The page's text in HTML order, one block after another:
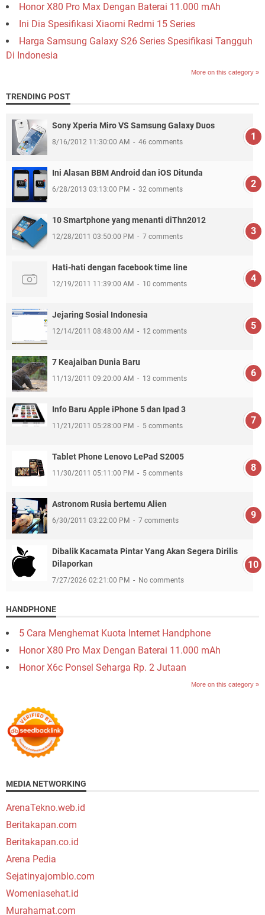
Honor X80 Pro Max Dengan Baterai 11.000 mAh
Ini Dia Spesifikasi Xiaomi Redmi 15 Series
Harga Samsung Galaxy S26 Series Spesifikasi Tangguh
Di Indonesia
More on this category »
TRENDING POST
Sony Xperia Miro VS Samsung Galaxy Duos
8/16/2012 11:30:00 AM 46 comments
Ini Alasan BBM Android dan iOS Ditunda
6/28/2013 03:13:00 PM 32 comments
10 Smartphone yang menanti diThn2012
12/28/2011 03:50:00 PM 7 comments
Hati-hati dengan facebook time line
12/19/2011 11:39:00 AM 10 comments
Jejaring Sosial Indonesia
12/14/2011 08:48:00 AM 12 comments
7 Keajaiban Dunia Baru
11/13/2011 09:20:00 AM 13 comments
Info Baru Apple iPhone 5 dan Ipad 3
11/21/2011 05:28:00 PM 5 comments
Tablet Phone Lenovo LePad S2005
11/30/2011 05:11:00 PM 5 comments
Astronom Rusia bertemu Alien
6/30/2011 03:22:00 PM 7 comments
Dibalik Kacamata Pintar Yang Akan Segera Dirilis
Dilaporkan
7/27/2026 02:21:00 PM No comments
HANDPHONE
5 Cara Menghemat Kuota Internet Handphone
Honor X80 Pro Max Dengan Baterai 11.000 mAh
Honor X6c Ponsel Seharga Rp. 2 Jutaan
More on this category »
MEDIA NETWORKING
ArenaTekno.web.id
Beritakapan.com
Beritakapan.co.id
Arena Pedia
Sejatinyajomblo.com
Womeniasehat.id
Murahamat.com